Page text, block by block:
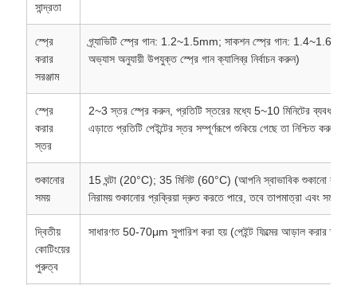
সান্দ্রতা
স্প্রে
করার
সরঞ্জাম
গ্র্যাভিটি স্প্রে গান: 1.2~1.5mm; সাকশন স্প্রে গান: 1.4~1.6mm
অভ্যাস অনুযায়ী উপযুক্ত স্প্রে গান ক্যালিব্র নির্বাচন করুন)
স্প্রে
করার
স্তর
2~3 স্তর স্প্রে করুন, প্রতিটি স্তরের মধ্যে 5~10 মিনিটের ব্যবধান
এড়াতে প্রতিটি পেইন্টের স্তর সম্পূর্ণরূপে শুকিয়ে গেছে তা নিশ্চিত করুন)
শুকানোর
সময়
15 ঘন্টা (20°C); 35 মিনিট (60°C) (আপনি স্বাভাবিক শুকানো বা তাপ
নিরাময় শুকানোর প্রক্রিয়া দ্রুত করতে পারে, তবে তাপমাত্রা এবং সময়
দ্বিতীয়
কোটিংয়ের
পুরুত্ব
সাধারণত 50-70μm সুপারিশ করা হয় (পেইন্ট ফিল্মের আড়াল করার ক্ষমতা